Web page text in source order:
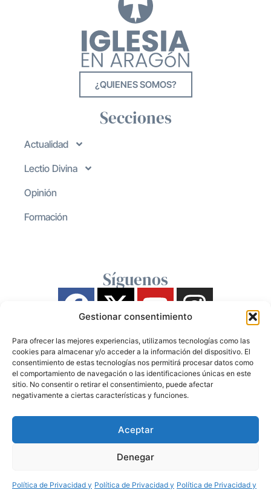
Gestionar consentimiento
Para ofrecer las mejores experiencias, utilizamos tecnologías como las
cookies para almacenar y/o acceder a la información del dispositivo. El
consentimiento de estas tecnologías nos permitirá procesar datos como
el comportamiento de navegación o las identificaciones únicas en este
sitio. No consentir o retirar el consentimiento, puede afectar
negativamente a ciertas características y funciones.
Aceptar
Denegar
Política de Privacidad y Política de Privacidad y Política de Privacidad y
¿QUIENES SOMOS?
Secciones
Actualidad
Lectio Divina
Opinión
Formación
Síguenos